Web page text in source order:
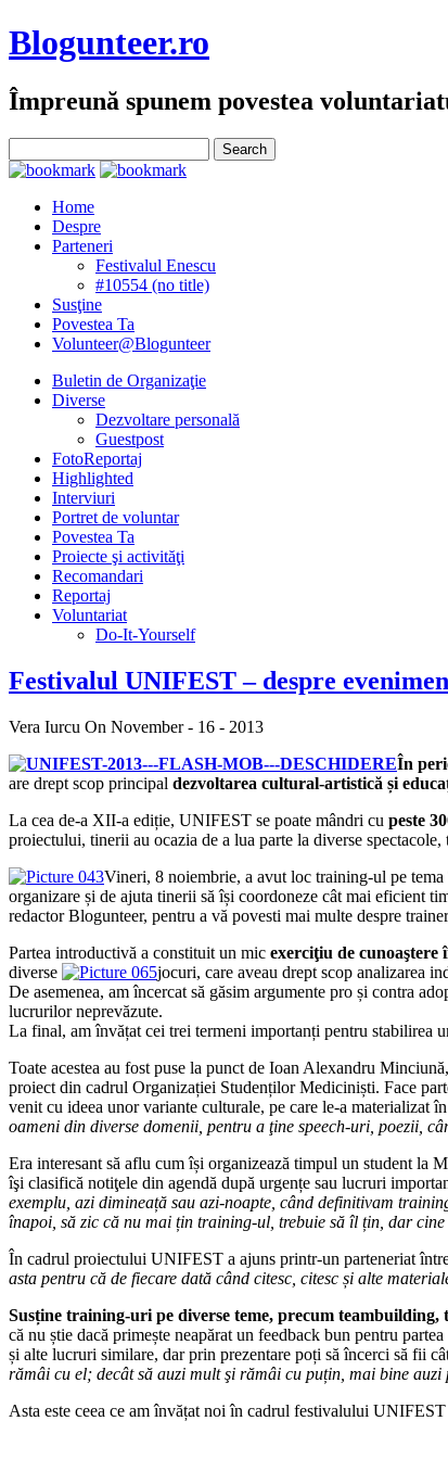
Blogunteer.ro
Împreună spunem povestea
Home
Despre
Parteneri
Festivalul Enescu
#10554 (no title)
Susţine
Povestea Ta
Volunteer@Blogunteer
Buletin de Organizaţie
Diverse
Dezvoltare personală
Guestpost
FotoReportaj
Highlighted
Interviuri
Portret de voluntar
Povestea Ta
Proiecte şi activităţi
Recomandari
Reportaj
Voluntariat
Do-It-Yourself
Festivalul UNIFEST – despre
Vera Iurcu On November - 16 - 2013
În
are drept scop principal dezvoltarea cultural-artistică și
La cea de-a XII-a ediție, UNIFEST se poate mândri cu peste
proiectului, tinerii au ocazia de a lua parte la diverse
Vineri, 8 noiembrie, a avut loc training-ul pe tema
organizare și de ajuta tinerii să își coordoneze cât mai eficient
redactor Blogunteer, pentru a vă povesti mai multe despre
Partea introductivă a constituit un mic exerciţiu de
diverse
jocuri, care aveau drept scop analizarea
De asemenea, am încercat să găsim argumente pro și contra
lucrurilor neprevăzute.
La final, am învățat cei trei termeni importanți pentru stabilirea
Toate acestea au fost puse la punct de Ioan Alexandru
proiect din cadrul Organizației Studenților Mediciniști. Face
venit cu ideea unor variante culturale, pe care le-a materializat
oameni din diverse domenii, pentru a ţine speech-uri, poezii,
Era interesant să aflu cum își organizează timpul un student la
îşi clasifică notiţele din agendă după urgențe sau lucruri
exemplu, azi dimineață sau azi-noapte, când definitivam
înapoi, să zic că nu mai țin training-ul, trebuie să îl țin, dar
În cadrul proiectului UNIFEST a ajuns printr-un parteneriat
asta pentru că de fiecare dată când citesc, citesc și alte
Susține training-uri pe diverse teme, precum
că nu știe dacă primește neapărat un feedback bun pentru
și alte lucruri similare, dar prin prezentare poți să încerci să fii
rămâi cu el; decât să auzi mult şi rămâi cu puțin, mai bine
Asta este ceea ce am învățat noi în cadrul festivalului